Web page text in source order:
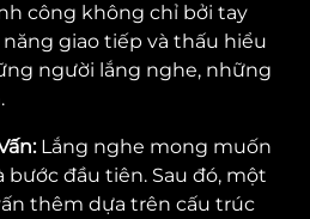
công không chỉ bởi tay
giao tiếp và thấu hiểu
người lắng nghe, những
Lắng nghe mong muốn
bước đầu tiên. Sau đó, một
thêm dựa trên cấu trúc